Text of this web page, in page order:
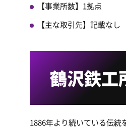
【事業所数】1拠点
【主な取引先】記載なし
鶴沢鉄工
1886年より続いている伝統